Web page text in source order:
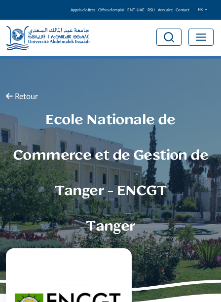
FR
Appels d'offres Offres d'emploi ENT-UAE RSU Annuaire Contact
Retour
Ecole Nationale de
Commerce et de Gestion de
Tanger - ENCGT
Tanger